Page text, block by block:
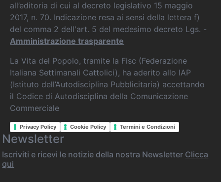
all’editoria di cui al decreto legislativo 15 maggio
2017, n. 70. Indicazione resa ai sensi della lettera f)
del comma 2 dell'art. 5 del medesimo decreto Lgs. -
Amministrazione trasparente
La Vita del Popolo, tramite la Fisc (Federazione
Italiana Settimanali Cattolici), ha aderito allo IAP
(Istituto dell’Autodisciplina Pubblicitaria) accettando
il Codice di Autodisciplina della Comunicazione
Commerciale
Privacy Policy Cookie Policy Termini e Condizioni
Newsletter
Iscriviti e ricevi le notizie della nostra Newsletter Clicca
qui